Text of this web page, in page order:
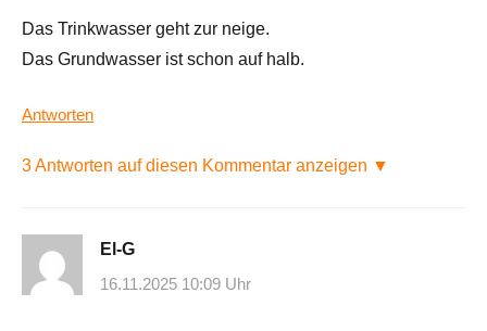
Das Trinkwasser geht zur neige.
Das Grundwasser ist schon auf halb.
Antworten
3 Antworten auf diesen Kommentar anzeigen ▼
El-G
16.11.2025 10:09 Uhr